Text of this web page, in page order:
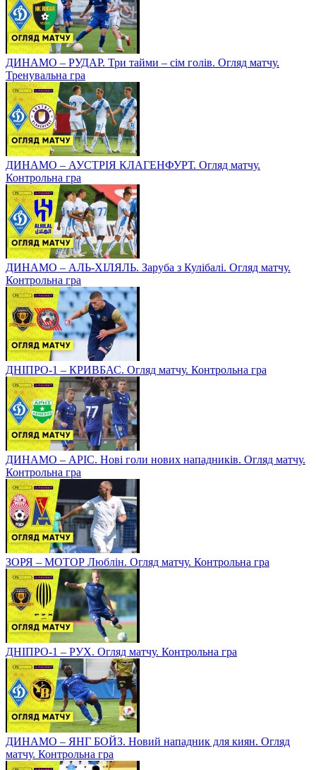
ДИНАМО – РУДАР. Три тайми – сім голів. Огляд матчу.
Тренувальна гра
ДИНАМО – АУСТРІЯ КЛАГЕНФУРТ. Огляд матчу.
Контрольна гра
ДИНАМО – АЛЬ-ХІЛЯЛЬ. Заруба з Кулібалі. Огляд матчу.
Контрольна гра
ДНІПРО-1 – КРИВБАС. Огляд матчу. Контрольна гра
ДИНАМО – АРІС. Нові голи нових нападників. Огляд матчу.
Контрольна гра
ЗОРЯ – МОТОР Люблін. Огляд матчу. Контрольна гра
ДНІПРО-1 – РУХ. Огляд матчу. Контрольна гра
ДИНАМО – ЯНГ БОЙЗ. Новий нападник для киян. Огляд
матчу. Контрольна гра